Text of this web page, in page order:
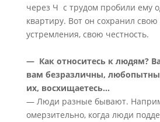
через Ч с трудом пробили ему
квартиру. Вот он сохранил свою
устремления, свою честность.
— Как относитесь к людям?
вам безразличны,
их, восхищаетесь…
— Люди разные бывают.
омерзительно, когда люди